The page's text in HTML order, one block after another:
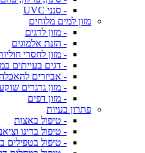
- סנני UVC
מזון למים מלוחים
- מזון לדגים
- הזנת אלמוגים
- מזון לחסרי
- דגים בעייתים
- אביזרים
- מזון גרגרים
- מזון דפים
פתרון בעיות
- טיפול באצות
- טיפול בדינו
- טיפול בטפילים